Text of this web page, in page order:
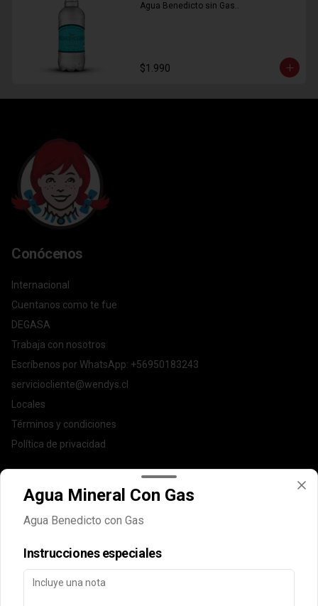
Agua Benedicto sin Gas..
$1.990
Conócenos
Internacional
Cuentanos como te fue
DEGASA
Trabaja con nosotros
Escríbenos por WhatsApp: +56950183243
serviciocliente@wendys.cl
Locales
Términos y condiciones
Política de privacidad
Redes sociales
Instagram
Facebook
Mi cuenta
Agua Mineral Con Gas
Agua Benedicto con Gas
Instrucciones especiales